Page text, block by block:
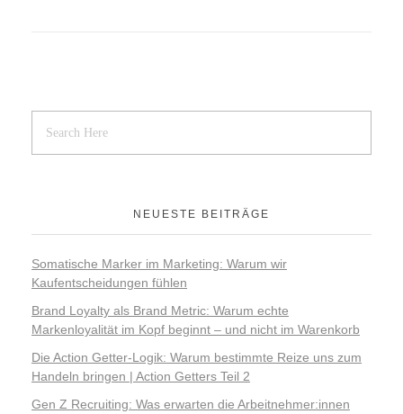
NEUESTE BEITRÄGE
Somatische Marker im Marketing: Warum wir
Kaufentscheidungen fühlen
Brand Loyalty als Brand Metric: Warum echte
Markenloyalität im Kopf beginnt – und nicht im Warenkorb
Die Action Getter-Logik: Warum bestimmte Reize uns zum
Handeln bringen | Action Getters Teil 2
Gen Z Recruiting: Was erwarten die Arbeitnehmer:innen